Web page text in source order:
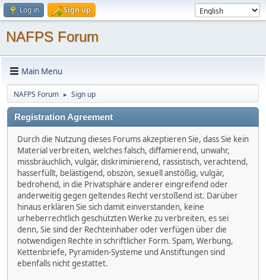
Log in Sign up
NAFPS Forum
Main Menu
NAFPS Forum ► Sign up
Registration Agreement
Durch die Nutzung dieses Forums akzeptieren Sie, dass Sie kein
Material verbreiten, welches falsch, diffamierend, unwahr,
missbräuchlich, vulgär, diskriminierend, rassistisch, verachtend,
hasserfüllt, belästigend, obszön, sexuell anstößig, vulgär,
bedrohend, in die Privatsphäre anderer eingreifend oder
anderweitig gegen geltendes Recht verstoßend ist. Darüber
hinaus erklären Sie sich damit einverstanden, keine
urheberrechtlich geschützten Werke zu verbreiten, es sei
denn, Sie sind der Rechteinhaber oder verfügen über die
notwendigen Rechte in schriftlicher Form. Spam, Werbung,
Kettenbriefe, Pyramiden-Systeme und Anstiftungen sind
ebenfalls nicht gestattet.